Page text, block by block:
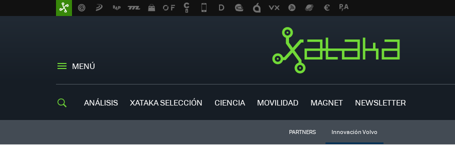
MENÚ
ANÁLISIS XATAKA SELECCIÓN CIENCIA MOVILIDAD MAGNET NEWSLETTER
PARTNERS Innovación Volvo